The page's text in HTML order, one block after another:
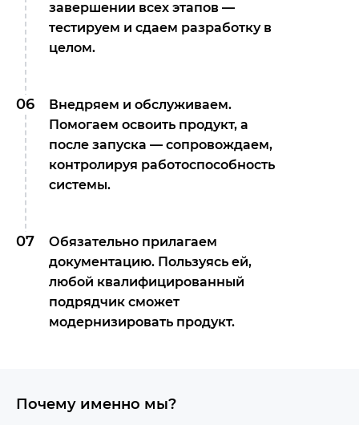
завершении всех этапов —
тестируем и сдаем разработку в
целом.
06
Внедряем и обслуживаем.
Помогаем освоить продукт, а
после запуска — сопровождаем,
контролируя работоспособность
системы.
07
Обязательно прилагаем
документацию. Пользуясь ей,
любой квалифицированный
подрядчик сможет
модернизировать продукт.
Почему именно мы?